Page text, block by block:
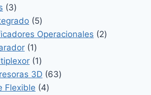
33
productos
55
productos
Operacionales 22
11
producto
11
producto
3D 6363
Flexible 44